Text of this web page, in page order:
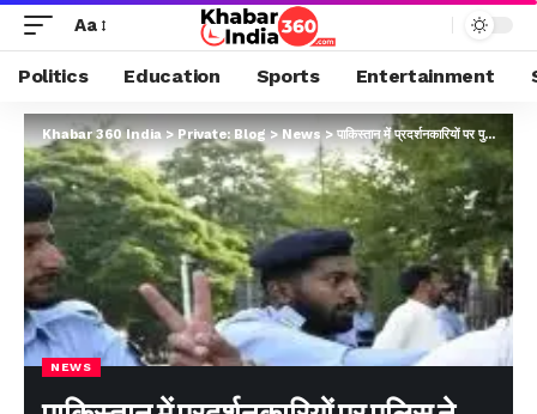
Aa
Politics Education Sports Entertainment
Khabar 360 India>Private: Blog>News>पाकिस्तान में प्रदर्शनकारियों पर पुलिस ने भांजी लाठियां, एक मौत, कई घायल
NEWS